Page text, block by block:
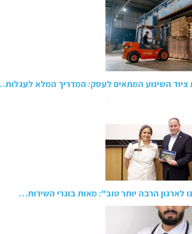
ציוד השינוע המתאים לעסק: המדריך המלא
לארגון הרבה יותר טוב": מאות בוגרי השירות…